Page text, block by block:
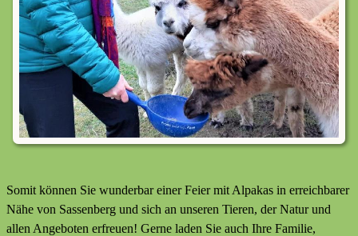
Somit können Sie wunderbar einer Feier mit Alpakas in erreichbarer
Nähe von Sassenberg und sich an unseren Tieren, der Natur und
allen Angeboten erfreuen! Gerne laden Sie auch Ihre Familie,